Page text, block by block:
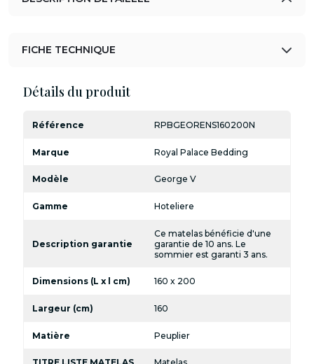
FICHE TECHNIQUE
Détails du produit
Référence RPBGEORENS160200N
Marque Royal Palace Bedding
Modèle George V
Gamme Hoteliere
Description garantie
Ce matelas bénéficie d'une
garantie de 10 ans. Le
sommier est garanti 3 ans.
Dimensions (L x l cm) 160 x 200
Largeur (cm) 160
Matière Peuplier